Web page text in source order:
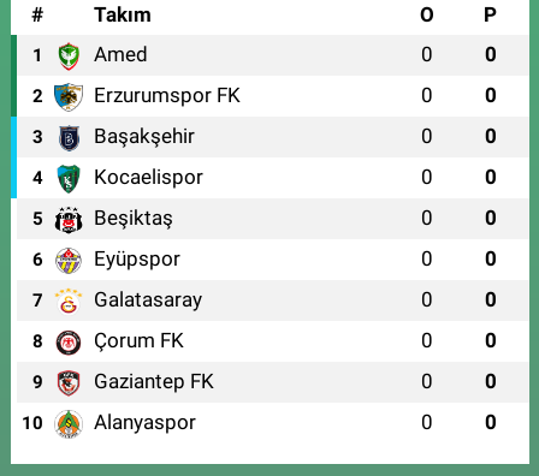
#
Takım O P
1 Amed 0 0
2 Erzurumspor FK 0 0
3 Başakşehir 0 0
4 Kocaelispor 0 0
5 Beşiktaş 0 0
6 Eyüpspor 0 0
7 Galatasaray 0 0
8 Çorum FK 0 0
9 Gaziantep FK 0 0
10 Alanyaspor 0 0